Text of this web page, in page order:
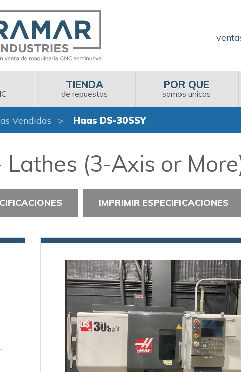
TIENDA
de repuestos
POR QUE
somos unicos
Vendidas Haas DS-30SSY
(3-Axis or
IMPRIMIR ESPECIFICACIONES